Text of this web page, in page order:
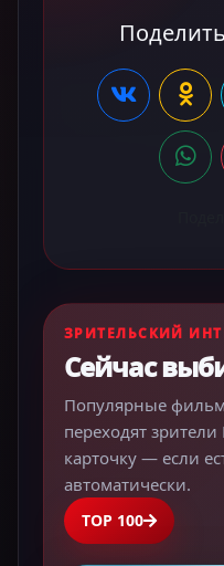
ЗРИТЕЛЬСКИЙ
Сейчас
Популярные
переходят
карточку — если
автоматически.
TOP 100